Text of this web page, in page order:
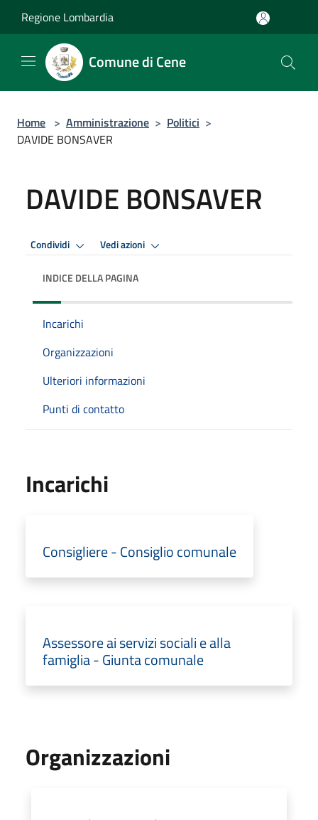
Regione Lombardia
Comune di Cene
Home > Amministrazione > Politici >
DAVIDE BONSAVER
DAVIDE BONSAVER
Condividi Vedi azioni
INDICE DELLA PAGINA
Incarichi
Organizzazioni
Ulteriori informazioni
Punti di contatto
Incarichi
Consigliere - Consiglio comunale
Assessore ai servizi sociali e alla
famiglia - Giunta comunale
Organizzazioni